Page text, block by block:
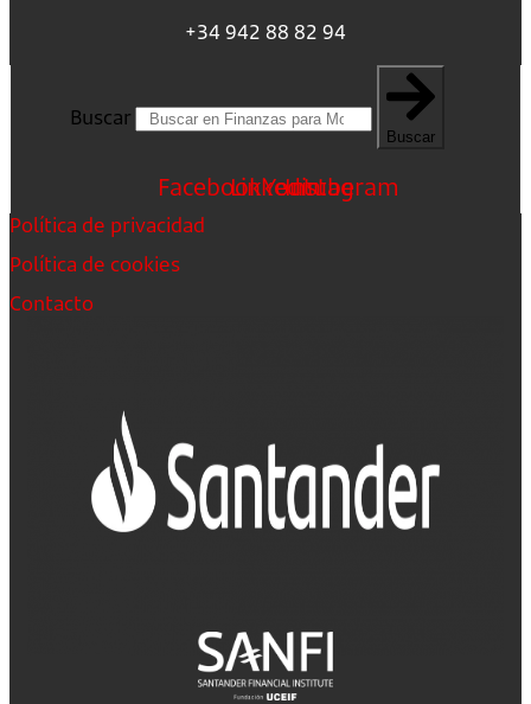
+34 942 88 82 94
Buscar
Buscar
FacebookLinkedin
Youtube
Instagram
Política de privacidad
Política de cookies
Contacto